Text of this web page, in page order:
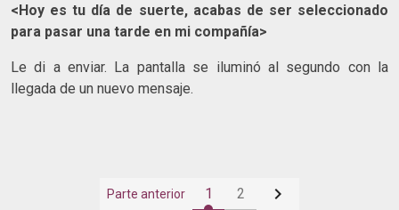
<Hoy es tu día de suerte, acabas de ser seleccionado
para pasar una tarde en mi compañía>
Le di a enviar. La pantalla se iluminó al segundo con la
llegada de un nuevo mensaje.
Parte anterior 1 2 